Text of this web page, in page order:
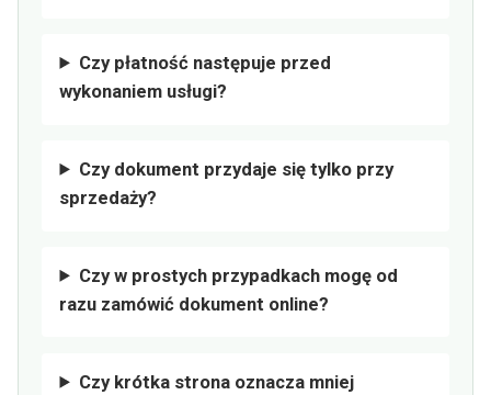
Czy płatność następuje przed
wykonaniem usługi?
Czy dokument przydaje się tylko przy
sprzedaży?
Czy w prostych przypadkach mogę od
razu zamówić dokument online?
Czy krótka strona oznacza mniej